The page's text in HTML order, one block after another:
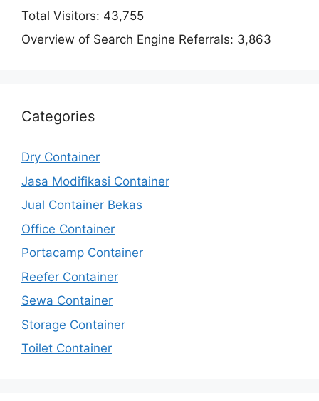
Total Visitors: 43,755
Overview of Search Engine Referrals: 3,863
Categories
Dry Container
Jasa Modifikasi Container
Jual Container Bekas
Office Container
Portacamp Container
Reefer Container
Sewa Container
Storage Container
Toilet Container